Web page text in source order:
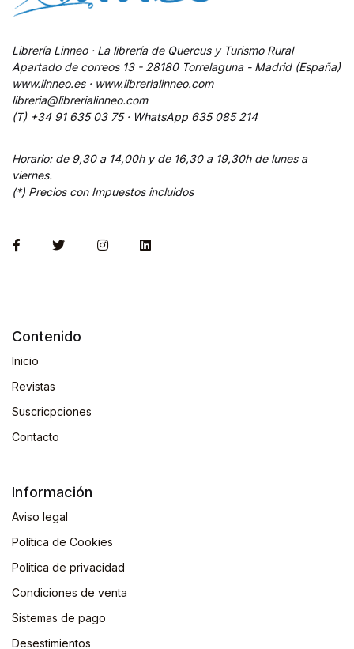
Librería Linneo · La librería de Quercus y Turismo Rural
Apartado de correos 13 - 28180 Torrelaguna - Madrid (España)
www.linneo.es · www.librerialinneo.com
libreria@librerialinneo.com
(T) +34 91 635 03 75 · WhatsApp 635 085 214
Horario: de 9,30 a 14,00h y de 16,30 a 19,30h de lunes a
viernes.
(*) Precios con Impuestos incluidos
Contenido
Inicio
Revistas
Suscricpciones
Contacto
Información
Aviso legal
Política de Cookies
Politica de privacidad
Condiciones de venta
Sistemas de pago
Desestimientos